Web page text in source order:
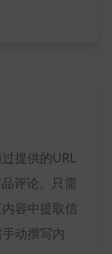
提供的URL
评论。只需
容中提取信
动撰写内